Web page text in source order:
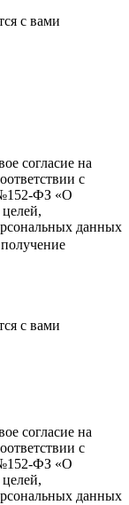
с вами
согласие на
с
№152-ФЗ «О
данных
с вами
согласие на
с
№152-ФЗ «О
данных